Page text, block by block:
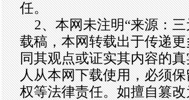
任。
2、本网未注明“来源：三
载稿，本网转载出于传递
同其观点或证实其内容的
人从本网下载使用，必须
权等法律责任。如擅自篡